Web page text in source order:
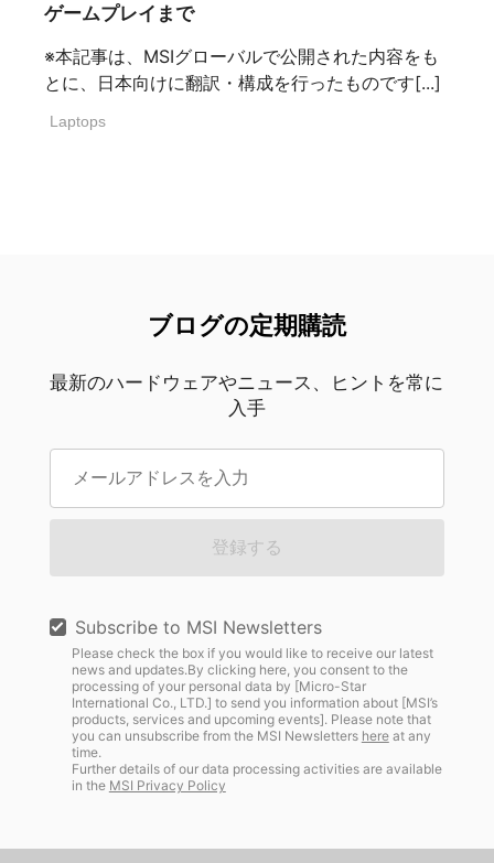
ゲームプレイまで
※本記事は、MSIグローバルで公開された内容をも
とに、日本向けに翻訳・構成を行ったものです[...]
Laptops
ブログの定期購読
最新のハードウェアやニュース、ヒントを常に
入手
登録する
Subscribe to MSI Newsletters
Please check the box if you would like to receive our latest
news and updates.By clicking here, you consent to the
processing of your personal data by [Micro-Star
International Co., LTD.] to send you information about [MSI’s
products, services and upcoming events]. Please note that
you can unsubscribe from the MSI Newsletters hereat any
time.
Further details of our data processing activities are available
in the MSI Privacy Policy